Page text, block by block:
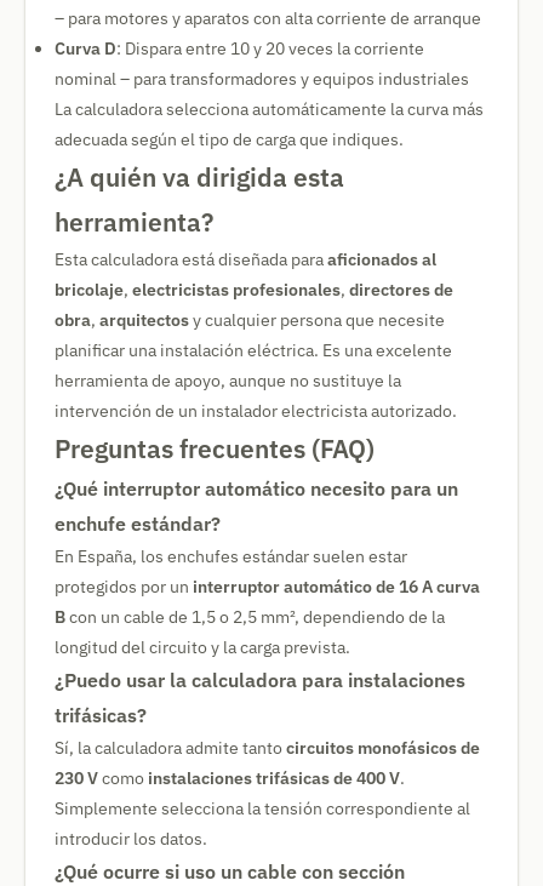
– para motores y aparatos con alta corriente de arranque
Curva D: Dispara entre 10 y 20 veces la corriente
nominal – para transformadores y equipos industriales
La calculadora selecciona automáticamente la curva más
adecuada según el tipo de carga que indiques.
¿A quién va dirigida esta
herramienta?
Esta calculadora está diseñada paraaficionados al
bricolaje, electricistas profesionales, directores de
obra, arquitectosy cualquier persona que necesite
planificar una instalación eléctrica. Es una excelente
herramienta de apoyo, aunque no sustituye la
intervención de un instalador electricista autorizado.
Preguntas frecuentes (FAQ)
¿Qué interruptor automático necesito para un
enchufe estándar?
En España, los enchufes estándar suelen estar
protegidos por un interruptor automático de 16 A curva
Bcon un cable de 1,5 o 2,5 mm², dependiendo de la
longitud del circuito y la carga prevista.
¿Puedo usar la calculadora para instalaciones
trifásicas?
Sí, la calculadora admite tantocircuitos monofásicos de
230 Vcomo instalaciones trifásicas de 400 V.
Simplemente selecciona la tensión correspondiente al
introducir los datos.
¿Qué ocurre si uso un cable con sección